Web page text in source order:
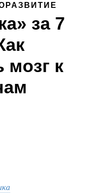
за 7
мозг к